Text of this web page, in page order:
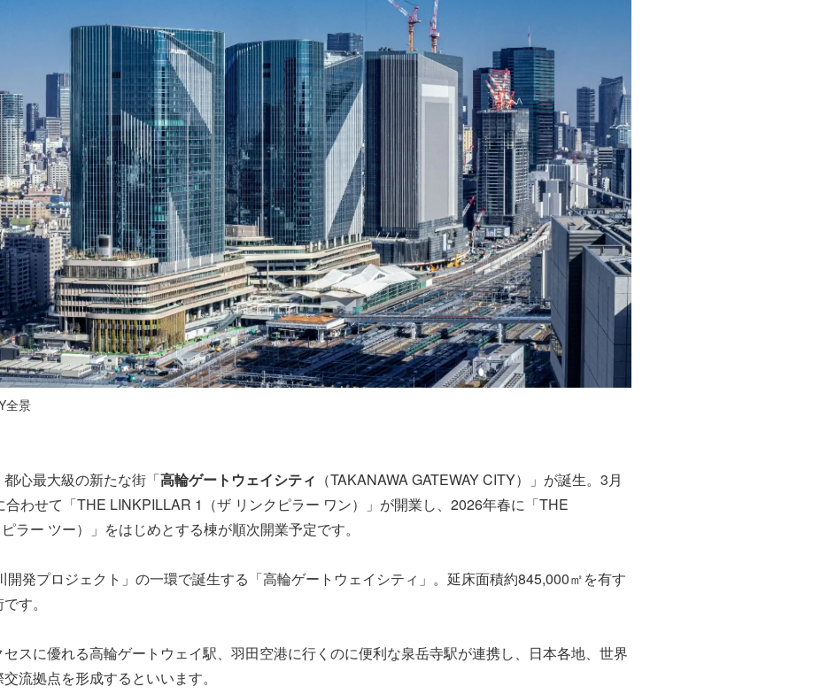
全景
心最大級の新たな街「高輪ゲートウェイシティ （TAKANAWA GATEWAY CITY）」が誕生。3月
わせて「THE LINKPILLAR 1（ザ リンクピラー ワン）」が開業し、2026年春に「THE
ラー ツー）」をはじめとする棟が順次開業予定です。
発プロジェクト」の一環で誕生する「高輪ゲートウェイシティ」。延床面積約845,000㎡を有す
す。
スに優れる高輪ゲートウェイ駅、羽田空港に行くのに便利な泉岳寺駅が連携し、日本各地、世界
流拠点を形成するといいます。